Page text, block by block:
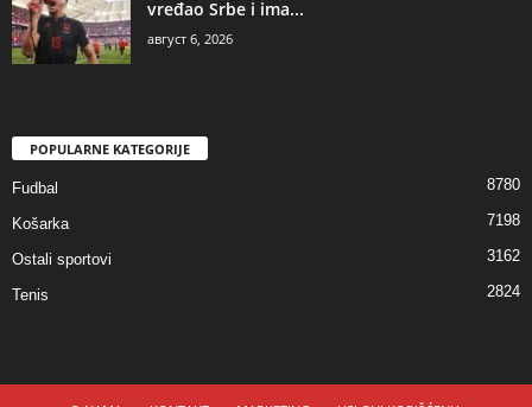
vređao Srbe i ima...
август 6, 2026
POPULARNE KATEGORIJE
Fudbal 8780
Košarka 7198
Ostali sportovi 3162
Tenis 2824